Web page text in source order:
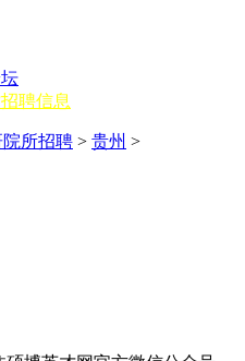
聘信息
所招聘 > ‌‌贵州 >